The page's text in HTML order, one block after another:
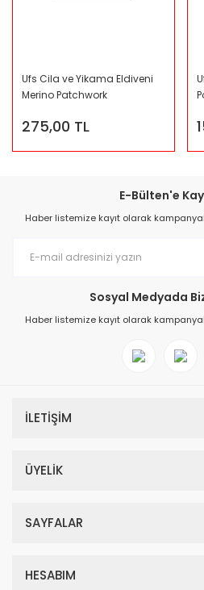
Ufs Cila ve Yikama Eldiveni
Merino Patchwork
275,00 TL
E-Bülten'e
Haber listemize kayıt olarak
Sosyal Medyada
Haber listemize kayıt olarak
İLETİŞİM
ÜYELİK
SAYFALAR
HESABIM